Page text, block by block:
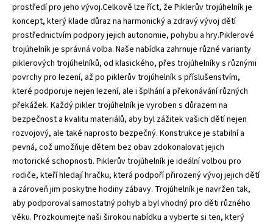
prostředí pro jeho vývoj.Celkově lze říct, že Piklerův trojúhelníkje
koncept, který klade důraz na harmonický a zdravý vývoj dětí
prostřednictvím podpory jejich autonomie, pohybu a hry.Piklerové
trojúhelník je správná volba. Naše nabídka zahrnuje různé varianty
piklerových trojúhelníků, od klasického, přes trojúhelníky s různými
povrchy pro lezení, až po piklerův trojúhelník s příslušenstvím,
které podporuje nejen lezení, ale i šplhání a překonávání různých
překážek. Každýpikler trojúhelníkje vyroben s důrazem na
bezpečnost a kvalitu materiálů, aby byl zážitek vašich dětí nejen
rozvojový, ale také naprosto bezpečný. Konstrukce je stabilní a
pevná, což umožňuje dětem bez obav zdokonalovat jejich
motorické schopnosti. Piklerův trojúhelník je ideální volbou pro
rodiče, kteří hledají hračku, která podpoří přirozený vývoj jejich dětí
a zároveň jim poskytne hodiny zábavy. Trojúhelník je navržen tak,
aby podporoval samostatný pohyb a byl vhodný pro děti různého
věku. Prozkoumejte naši širokou nabídku a vyberte si ten, který